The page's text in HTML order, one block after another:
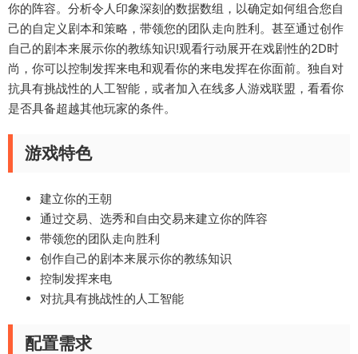
你的阵容。分析令人印象深刻的数据数组，以确定如何组合您自
己的自定义剧本和策略，带领您的团队走向胜利。甚至通过创作
自己的剧本来展示你的教练知识!观看行动展开在戏剧性的2D时
尚，你可以控制发挥来电和观看你的来电发挥在你面前。独自对
抗具有挑战性的人工智能，或者加入在线多人游戏联盟，看看你
是否具备超越其他玩家的条件。
游戏特色
建立你的王朝
通过交易、选秀和自由交易来建立你的阵容
带领您的团队走向胜利
创作自己的剧本来展示你的教练知识
控制发挥来电
对抗具有挑战性的人工智能
配置需求